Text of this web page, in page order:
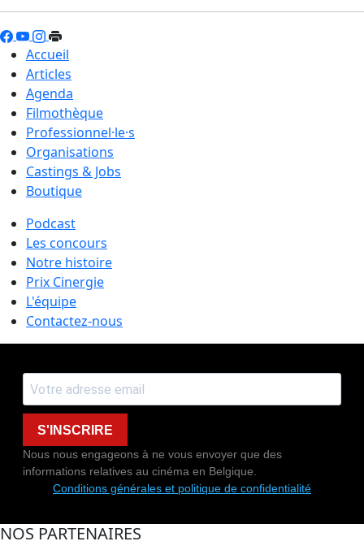
Accueil
Articles
Agenda
Filmothèque
Professionnel·le·s
Organisations
Castings & Jobs
Boutique
Podcast
Les concours
Notre histoire
Prix Cinergie
L'équipe
Contactez-nous
S'INSCRIRE
Nous nous engageons à ne vous envoyer que des
informations relatives au cinéma en Belgique.
Conditions générales et politique de confidentialité
NOS PARTENAIRES